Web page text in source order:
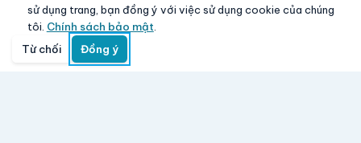
sử dụng trang, bạn đồng ý với việc sử dụng cookie của chúng
tôi. Chính sách bảo mật
Từ chối
Đồng ý
Trang chủ Danh mục